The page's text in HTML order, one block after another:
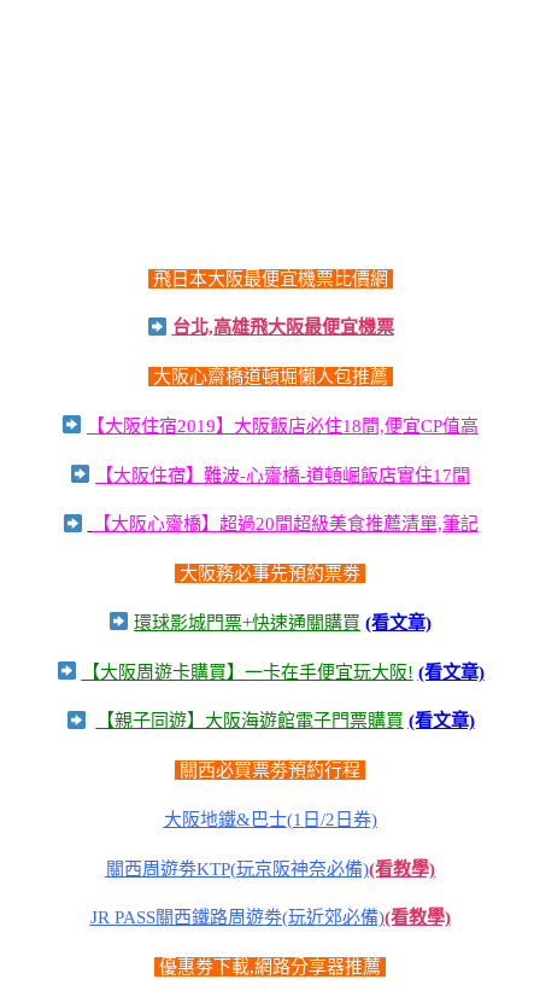
飛日本大阪最便宜機票比價網
台北,高雄飛大阪最便宜機票
大阪心齋橋道頓堀懶人包推薦
【大阪住宿2019】大阪飯店必住18間,便宜CP值高
【大阪住宿】難波-心齋橋-道頓崛飯店實住17間
【大阪心齋橋】超過20間超級美食推薦清單,筆記
大阪務必事先預約票劵
環球影城門票+快速通關購買 (看文章)
【大阪周遊卡購買】一卡在手便宜玩大阪! (看文章)
【親子同遊】大阪海遊館電子門票購買 (看文章)
關西必買票劵預約行程
大阪地鐵&巴士(1日/2日券)
關西周遊劵KTP(玩京阪神奈必備)(看教學)
JR PASS關西鐵路周遊劵(玩近郊必備)(看教學)
優惠劵下載,網路分享器推薦